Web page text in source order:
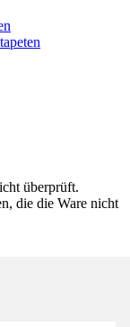
überprüft.
die die Ware nicht